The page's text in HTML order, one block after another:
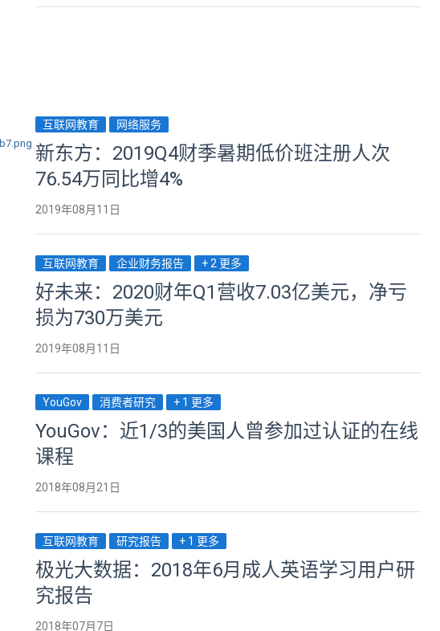
互联网教育 网络服务
新东方：2019Q4财季暑期低价班注册人次
76.54万同比增4%
2019年08月11日
互联网教育 企业财务报告 + 2 更多
好未来：2020财年Q1营收7.03亿美元，净亏
损为730万美元
2019年08月11日
YouGov 消费者研究 + 1 更多
YouGov：近1/3的美国人曾参加过认证的在线
课程
2018年08月21日
互联网教育 研究报告 + 1 更多
极光大数据：2018年6月成人英语学习用户研
究报告
2018年07月7日